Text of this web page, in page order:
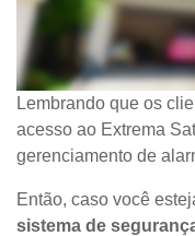
Lembrando que os
acesso ao Extrema
gerenciamento de
Então, caso você
sistema de